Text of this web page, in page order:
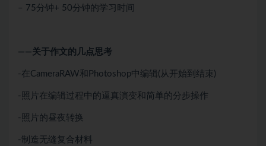
– 75分钟+ 50分钟的学习时间
——关于作文的几点思考
-在CameraRAW和Photoshop中编辑(从开始到结束)
-照片在编辑过程中的逼真演变和简单的分步操作
-照片的昼夜转换
-制造无缝复合材料